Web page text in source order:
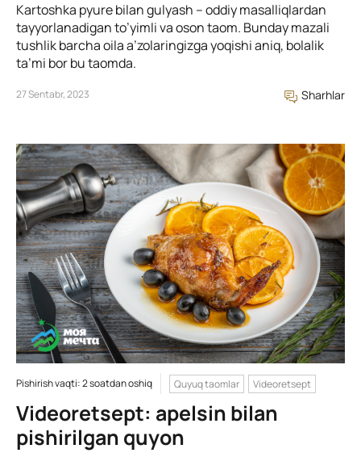
Kartoshka pyure bilan gulyash – oddiy masalliqlardan
tayyorlanadigan to’yimli va oson taom. Bunday mazali
tushlik barcha oila a’zolaringizga yoqishi aniq, bolalik
ta’mi bor bu taomda.
27 Sentabr, 2023 Sharhlar
Pishirish vaqti: 2 soatdan oshiq Quyuq taomlar Videoretsept
Videoretsept: apelsin bilan
pishirilgan quyon